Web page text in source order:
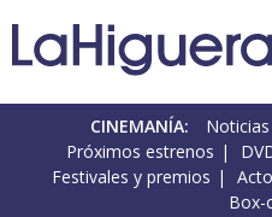
CINEMANÍA:
Próximos estrenos
Festivales y premios
Box-